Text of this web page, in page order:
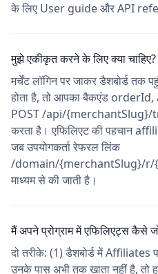
के लिए User guide और API
मुझे एकीकृत करने के लिए क्या चाहिए?
मर्चेंट लॉगिन पर जाकर डैशबोर्ड तक
होता है, तो आपका बैकएंड
POST /api/{merchantSlug}/
करता है। एफिलिएट की पहचान
जब उपयोगकर्ता रेफरल लिंक
/domain/{merchantSlug}/r/
माध्यम से की जाती है।
मैं अपने प्रोग्राम में एफिलिएट्स कैसे
दो तरीके: (1) डैशबोर्ड में Affiliates
उनके पास अभी तक खाता नहीं है, तो